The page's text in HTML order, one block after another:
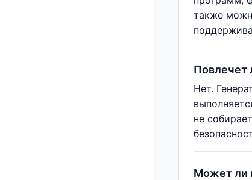
также
Повлечет
Нет.
не
Может ли